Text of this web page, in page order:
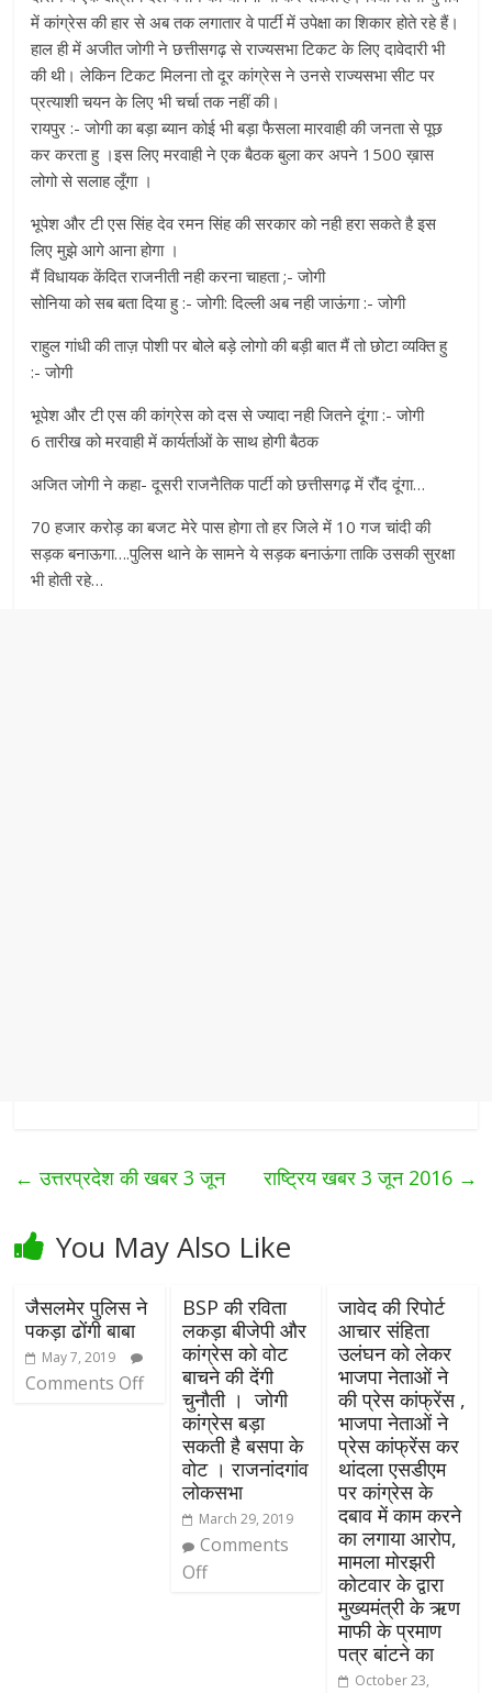
में कांग्रेस की हार से अब तक लगातार वे पार्टी में उपेक्षा का शिकार होते रहे हैं।
हाल ही में अजीत जोगी ने छत्तीसगढ़ से राज्यसभा टिकट के लिए दावेदारी भी
की थी। लेकिन टिकट मिलना तो दूर कांग्रेस ने उनसे राज्यसभा सीट पर
प्रत्याशी चयन के लिए भी चर्चा तक नहीं की।
रायपुर :- जोगी का बड़ा ब्यान कोई भी बड़ा फैसला मारवाही की जनता से पूछ
कर करता हु ।इस लिए मरवाही ने एक बैठक बुला कर अपने 1500 ख़ास
लोगो से सलाह लूँगा ।
भूपेश और टी एस सिंह देव रमन सिंह की सरकार को नही हरा सकते है इस
लिए मुझे आगे आना होगा ।
मैं विधायक केंदित राजनीती नही करना चाहता ;- जोगी
सोनिया को सब बता दिया हु :- जोगी: दिल्ली अब नही जाऊंगा :- जोगी
राहुल गांधी की ताज़ पोशी पर बोले बड़े लोगो की बड़ी बात मैं तो छोटा व्यक्ति हु
:- जोगी
भूपेश और टी एस की कांग्रेस को दस से ज्यादा नही जितने दूंगा :- जोगी
6 तारीख को मरवाही में कार्यर्ताओं के साथ होगी बैठक
अजित जोगी ने कहा- दूसरी राजनैतिक पार्टी को छत्तीसगढ़ में रौंद दूंगा…
70 हजार करोड़ का बजट मेरे पास होगा तो हर जिले में 10 गज चांदी की
सड़क बनाऊगा….पुलिस थाने के सामने ये सड़क बनाऊंगा ताकि उसकी सुरक्षा
भी होती रहे…
← उत्तरप्रदेश की खबर 3 जून राष्ट्रिय खबर 3 जून 2016 →
You May Also Like
जैसलमेर पुलिस ने
पकड़ा ढोंगी बाबा
May 7, 2019
Comments Off
BSP की रविता
लकड़ा बीजेपी और
कांग्रेस को वोट
बाचने की देंगी
चुनौती । जोगी
कांग्रेस बड़ा
सकती है बसपा के
वोट । राजनांदगांव
लोकसभा
March 29, 2019
Comments
Off
जावेद की रिपोर्ट
आचार संहिता
उलंघन को लेकर
भाजपा नेताओं ने
की प्रेस कांफ्रेंस ,
भाजपा नेताओं ने
प्रेस कांफ्रेंस कर
थांदला एसडीएम
पर कांग्रेस के
दबाव में काम करने
का लगाया आरोप,
मामला मोरझरी
कोटवार के द्वारा
मुख्यमंत्री के ऋण
माफी के प्रमाण
पत्र बांटने का
October 23,